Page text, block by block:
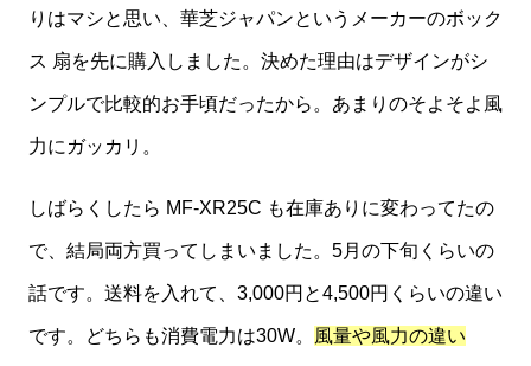
りはマシと思い、華芝ジャパンというメーカーのボック
ス 扇を先に購入しました。決めた理由はデザインがシ
ンプルで比較的お手頃だったから。あまりのそよそよ風
力にガッカリ。
しばらくしたら MF-XR25C も在庫ありに変わってたの
で、結局両方買ってしまいました。5月の下旬くらいの
話です。送料を入れて、3,000円と4,500円くらいの違い
です。どちらも消費電力は30W。 風量や風力の違い